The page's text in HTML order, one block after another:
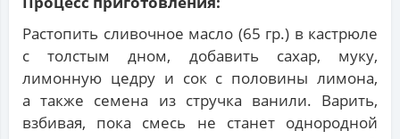
Растопить сливочное масло (65 гр.) в кастрюле
с толстым дном, добавить сахар, муку,
лимонную цедру и сок с половины лимона,
а также семена из стручка ванили. Варить,
взбивая, пока смесь не станет однородной